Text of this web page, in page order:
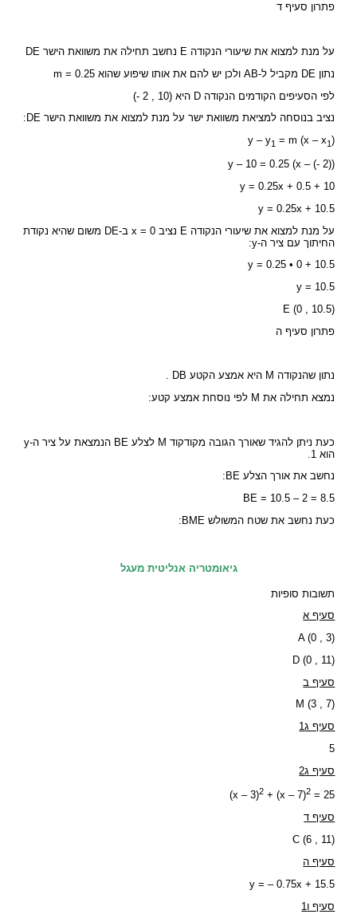
פתרון סעיף ד
על מנת למצוא את שיעורי הנקודה E נחשב תחילה את משוואת הישר DE
נתון DE מקביל ל-AB ולכן יש להם את אותו שיפוע שהוא m = 0.25
לפי הסעיפים הקודמים הנקודה D היא (10 , 2 -)
נציב בנוסחה למציאת משוואת ישר על מנת למצוא את משוואת הישר DE:
y – y1 = m (x – x1)
y – 10 = 0.25 (x – (- 2))
y = 0.25x + 0.5 + 10
y = 0.25x + 10.5
על מנת למצוא את שיעורי הנקודה E נציב x = 0 ב-DE משום שהיא נקודת
החיתוך עם ציר ה-y:
y = 0.25 • 0 + 10.5
y = 10.5
E (0 , 10.5)
פתרון סעיף ה
נתון שהנקודה M היא אמצע הקטע DB .
נמצא תחילה את M לפי נוסחת אמצע קטע:
כעת ניתן להגיד שאורך הגובה מקודקוד M לצלע BE הנמצאת על ציר ה-y
הוא 1.
נחשב את אורך הצלע BE:
BE = 10.5 – 2 = 8.5
כעת נחשב את שטח המשולש BME:
גיאומטריה אנליטית מעגל
תשובות סופיות
סעיף א
A (0 , 3)
D (0 , 11)
סעיף ב
M (3 , 7)
סעיף ג1
5
סעיף ג2
(x – 3)2 + (x – 7)2 = 25
סעיף ד
C (6 , 11)
סעיף ה
y = – 0.75x + 15.5
סעיף ו1